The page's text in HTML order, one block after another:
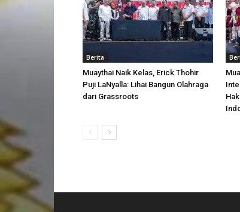
Berita
Muaythai Naik Kelas, Erick Thohir
Puji LaNyalla: Lihai Bangun Olahraga
dari Grassroots